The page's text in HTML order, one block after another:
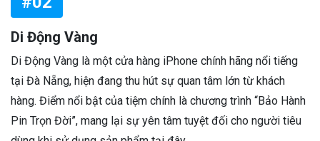
Di Động Vàng
Di Động Vàng là một cửa hàng iPhone chính hãng nổi tiếng
tại Đà Nẵng, hiện đang thu hút sự quan tâm lớn từ khách
hàng. Điểm nổi bật của tiệm chính là chương trình “Bảo Hành
Pin Trọn Đời”, mang lại sự yên tâm tuyệt đối cho người tiêu